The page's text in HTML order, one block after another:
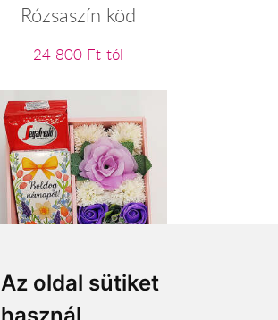
Az oldal sütiket
Rózsaszín köd
24 800 Ft-tól
Boldog névnapot
11 160 Ft-tól